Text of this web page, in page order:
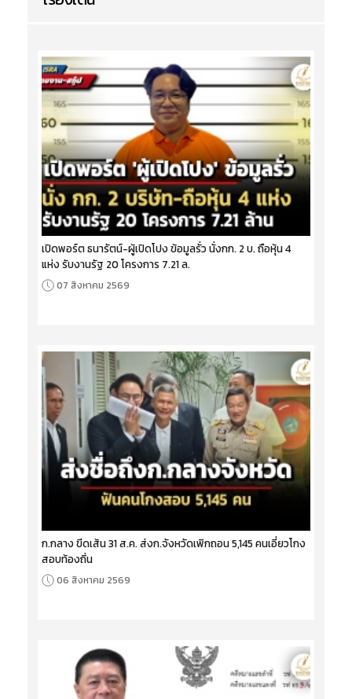
เปิดพอร์ต ธนารัตน์-ผู้เปิดโปง ข้อมูลรั่ว นั่งกก. 2 บ. ถือหุ้น 4
แห่ง รับงานรัฐ 20 โครงการ 7.21 ล.
07 สิงหาคม 2569
ก.กลาง ขีดเส้น 31 ส.ค. ส่งก.จังหวัดเพิกถอน 5,145 คนเอี่ยวโกง
สอบท้องถิ่น
06 สิงหาคม 2569